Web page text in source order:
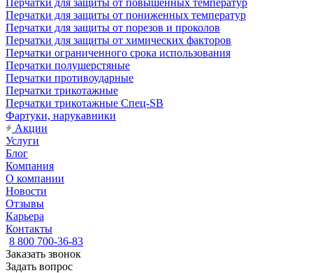
Перчатки для защиты от повышенных температур
Перчатки для защиты от пониженных температур
Перчатки для защиты от порезов и проколов
Перчатки для защиты от химических факторов
Перчатки ограниченного срока использования
Перчатки полушерстяные
Перчатки противоударные
Перчатки трикотажные
Перчатки трикотажные Спец-SB
Фартуки, нарукавники
Акции
Услуги
Блог
Компания
О компании
Новости
Отзывы
Карьера
Контакты
8 800 700-36-83
Заказать звонок
Задать вопрос